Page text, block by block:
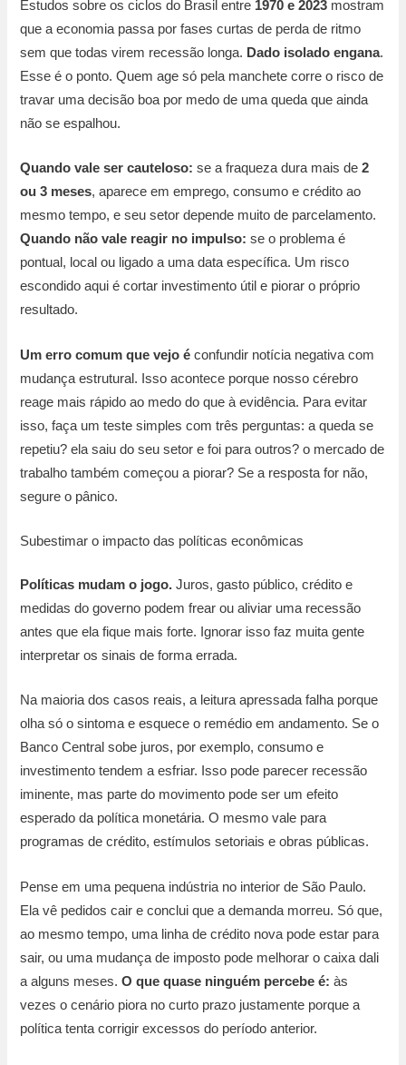
Estudos sobre os ciclos do Brasil entre 1970 e 2023 mostram
que a economia passa por fases curtas de perda de ritmo
sem que todas virem recessão longa. Dado isolado engana.
Esse é o ponto. Quem age só pela manchete corre o risco de
travar uma decisão boa por medo de uma queda que ainda
não se espalhou.
Quando vale ser cauteloso: se a fraqueza dura mais de2
ou 3 meses, aparece em emprego, consumo e crédito ao
mesmo tempo, e seu setor depende muito de parcelamento.
Quando não vale reagir no impulso: se o problema é
pontual, local ou ligado a uma data específica. Um risco
escondido aqui é cortar investimento útil e piorar o próprio
resultado.
Um erro comum que vejo é confundir notícia negativa com
mudança estrutural. Isso acontece porque nosso cérebro
reage mais rápido ao medo do que à evidência. Para evitar
isso, faça um teste simples com três perguntas: a queda se
repetiu? ela saiu do seu setor e foi para outros? o mercado de
trabalho também começou a piorar? Se a resposta for não,
segure o pânico.
Subestimar o impacto das políticas econômicas
Políticas mudam o jogo. Juros, gasto público, crédito e
medidas do governo podem frear ou aliviar uma recessão
antes que ela fique mais forte. Ignorar isso faz muita gente
interpretar os sinais de forma errada.
Na maioria dos casos reais, a leitura apressada falha porque
olha só o sintoma e esquece o remédio em andamento. Se o
Banco Central sobe juros, por exemplo, consumo e
investimento tendem a esfriar. Isso pode parecer recessão
iminente, mas parte do movimento pode ser um efeito
esperado da política monetária. O mesmo vale para
programas de crédito, estímulos setoriais e obras públicas.
Pense em uma pequena indústria no interior de São Paulo.
Ela vê pedidos cair e conclui que a demanda morreu. Só que,
ao mesmo tempo, uma linha de crédito nova pode estar para
sair, ou uma mudança de imposto pode melhorar o caixa dali
a alguns meses.O que quase ninguém percebe é: às
vezes o cenário piora no curto prazo justamente porque a
política tenta corrigir excessos do período anterior.